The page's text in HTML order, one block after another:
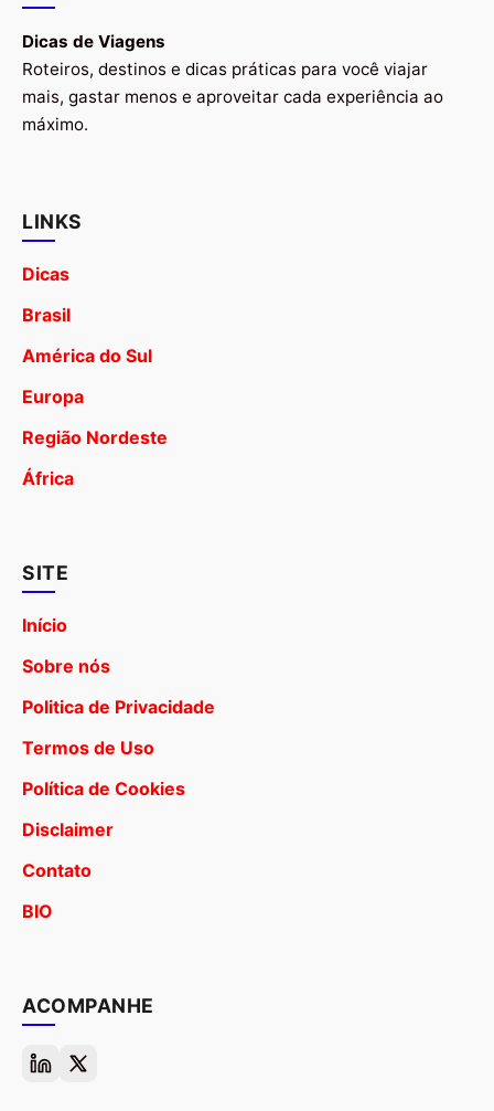
Dicas de Viagens
Roteiros, destinos e dicas práticas para você viajar
mais, gastar menos e aproveitar cada experiência ao
máximo.
LINKS
Dicas
Brasil
América do Sul
Europa
Região Nordeste
África
SITE
Início
Sobre nós
Politica de Privacidade
Termos de Uso
Política de Cookies
Disclaimer
Contato
BIO
ACOMPANHE